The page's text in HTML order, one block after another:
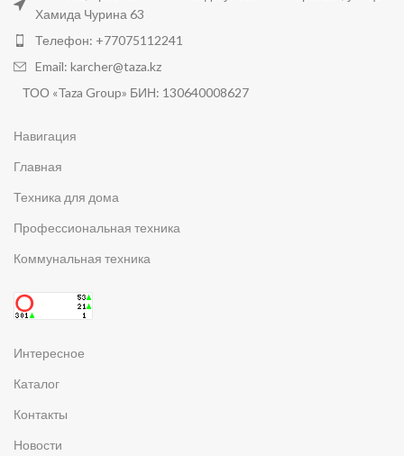
Хамида Чурина 63
Телефон: +77075112241
Email: karcher@taza.kz
ТОО «Taza Group» БИН: 130640008627
Навигация
Главная
Техника для дома
Профессиональная техника
Коммунальная техника
Интересное
Каталог
Контакты
Новости